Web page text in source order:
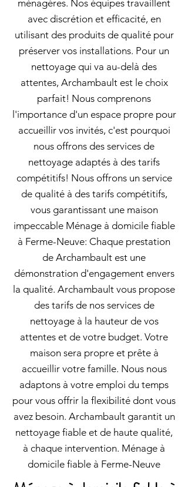
ménagères. Nos équipes travaillent
avec discrétion et efficacité, en
utilisant des produits de qualité pour
préserver vos installations. Pour un
nettoyage qui va au-delà des
attentes, Archambault est le choix
parfait! Nous comprenons
l'importance d'un espace propre pour
accueillir vos invités, c'est pourquoi
nous offrons des services de
nettoyage adaptés à des tarifs
compétitifs! Nous offrons un service
de qualité à des tarifs compétitifs,
vous garantissant une maison
impeccable Ménage à domicile fiable
à Ferme-Neuve: Chaque prestation
de Archambault est une
démonstration d'engagement envers
la qualité. Archambault vous propose
des tarifs de nos services de
nettoyage à la hauteur de vos
attentes et de votre budget. Votre
maison sera propre et prête à
accueillir votre famille. Nous nous
adaptons à votre emploi du temps
pour vous offrir la flexibilité dont vous
avez besoin. Archambault garantit un
nettoyage fiable et de haute qualité,
à chaque intervention. Ménage à
domicile fiable à Ferme-Neuve